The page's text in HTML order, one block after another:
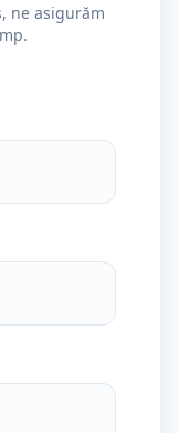
ne asigurăm